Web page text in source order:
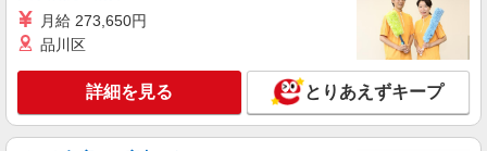
月給 273,650円
品川区
詳細を見る とりあえずキープ